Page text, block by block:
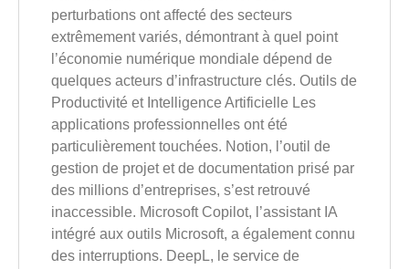
perturbations ont affecté des secteurs
extrêmement variés, démontrant à quel point
l’économie numérique mondiale dépend de
quelques acteurs d’infrastructure clés. Outils de
Productivité et Intelligence Artificielle Les
applications professionnelles ont été
particulièrement touchées. Notion, l’outil de
gestion de projet et de documentation prisé par
des millions d’entreprises, s’est retrouvé
inaccessible. Microsoft Copilot, l’assistant IA
intégré aux outils Microsoft, a également connu
des interruptions. DeepL, le service de